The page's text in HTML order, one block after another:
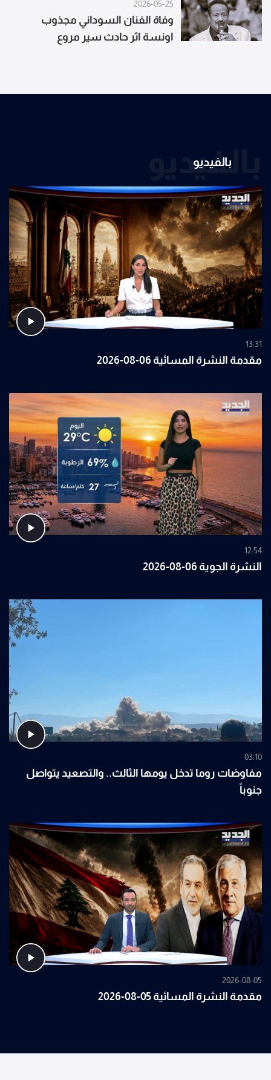
2026-05-25
وفاة الفنان السوداني مجذوب
اونسة اثر حادث سير مروع
بالفيديو
بالفيديو
13:31
مقدمة النشرة المسائية 06-08-2026
12:54
النشرة الجوية 06-08-2026
03:10
مفاوضات روما تدخل يومها الثالث.. والتصعيد يتواصل
جنوباً
2026-08-05
مقدمة النشرة المسائية 05-08-2026